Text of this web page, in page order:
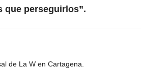
que perseguirlos”.
de La W en Cartagena.